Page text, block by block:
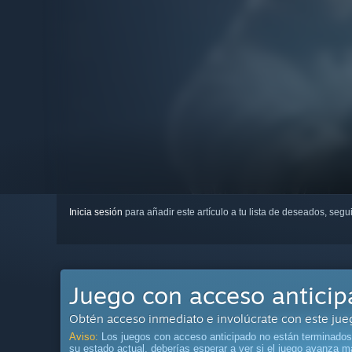
Inicia sesión para añadir este artículo a tu lista de deseados,
Juego con acceso
Obtén acceso inmediato e involúcrate con este
Aviso: Los juegos con acceso anticipado no están
su estado actual, deberías esperar a ver si el juego avanza